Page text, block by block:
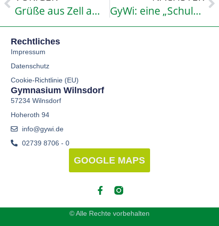
Grüße aus Zell am See
GyWi: eine „Schule der Zukunft“
Rechtliches
Impressum
Datenschutz
Cookie-Richtlinie (EU)
Gymnasium Wilnsdorf
57234 Wilnsdorf
Hoheroth 94
info@gywi.de
02739 8706 - 0
GOOGLE MAPS
© Alle Rechte vorbehalten